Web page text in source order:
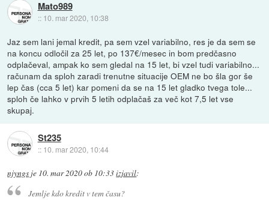
Mato989
:: 10. mar 2020, 10:38
Jaz sem lani jemal kredit, pa sem vzel variabilno, res je da sem se
na koncu odločil za 25 let, po 137€/mesec in bom predčasno
odplačeval, ampak ko sem gledal na 15 let, bi vzel tudi variabilno...
računam da sploh zaradi trenutne situacije OEM ne bo šla gor še
lep čas (cca 5 let) kar pomeni da se na 15 let gladko tvega tole...
sploh če lahko v prvih 5 letih odplačaš za več kot 7,5 let vse
skupaj.
St235
:: 10. mar 2020, 10:44
njyngs je 10. mar 2020 ob 10:33izjavil:
Jemlje kdo kredit v tem času?